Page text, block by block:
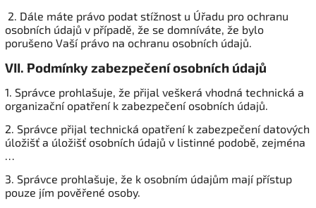
2. Dále máte právo podat stížnost u Úřadu pro ochranu
osobních údajů v případě, že se domníváte, že bylo
porušeno Vaší právo na ochranu osobních údajů.
VII. Podmínky zabezpečení osobních údajů
1. Správce prohlašuje, že přijal veškerá vhodná technická a
organizační opatření k zabezpečení osobních údajů.
2. Správce přijal technická opatření k zabezpečení datových
úložišť a úložišť osobních údajů v listinné podobě, zejména
…
3. Správce prohlašuje, že k osobním údajům mají přístup
pouze jím pověřené osoby.